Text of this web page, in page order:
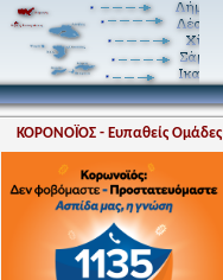
ΚΟΡΟΝΟΪΟΣ - Ευπαθείς Ομάδες